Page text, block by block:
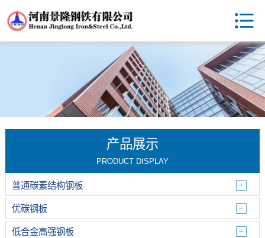
产品展示
PRODUCT DISPLAY
普通碳素结构钢板
优碳钢板
低合金高强钢板